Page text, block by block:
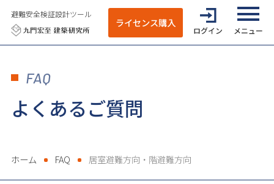
避難安全検証設計ツール
ライセンス購入
ログイン
全てのメニ
FAQ
よくあるご質問
ホーム FAQ 居室避難方向・階避難方向